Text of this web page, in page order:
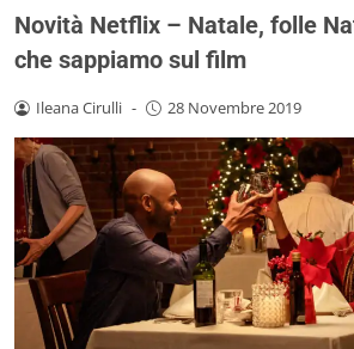
Novità Netflix – Natale, folle
che sappiamo sul film
Ileana Cirulli - 28 Novembre 2019